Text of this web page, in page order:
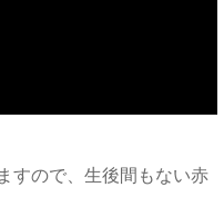
すので、生後間もない赤